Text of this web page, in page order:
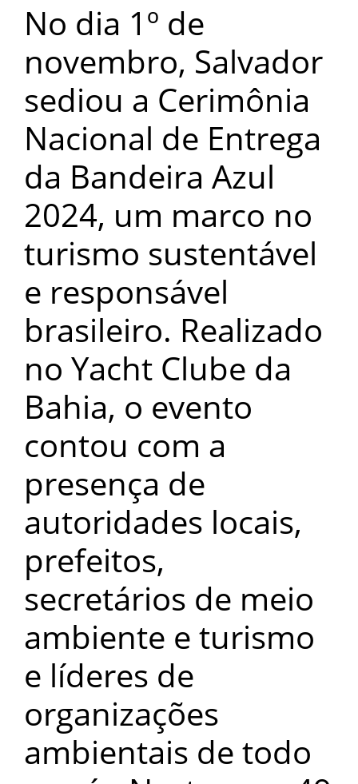
No dia 1º de
novembro, Salvador
sediou a Cerimônia
Nacional de Entrega
da Bandeira Azul
2024, um marco no
turismo sustentável
e responsável
brasileiro. Realizado
no Yacht Clube da
Bahia, o evento
contou com a
presença de
autoridades locais,
prefeitos,
secretários de meio
ambiente e turismo
e líderes de
organizações
ambientais de todo